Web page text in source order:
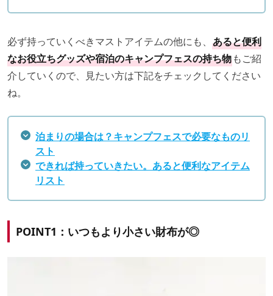
必ず持っていくべきマストアイテムの他にも、 あると便利
なお役立ちグッズや宿泊のキャンプフェスの持ち物もご紹
介していくので、見たい方は下記をチェックしてください
ね。
泊まりの場合は？キャンプフェスで必要なものリ
スト
できれば持っていきたい。あると便利なアイテム
リスト
POINT1：いつもより小さい財布が◎